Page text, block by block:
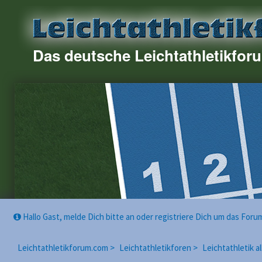
Das deutsche
Hallo Gast, melde Dich bitte an oder registriere Dich um das
Leichtathletikforum.com > Leichtathletikforen > Leichtathletik